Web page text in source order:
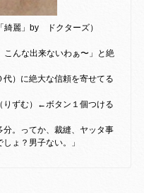
麗」by ドクターズ）
んな出来ないわぁ〜」と絶
）に絶大な信頼を寄せてる
りずむ）←ボタン１個つける
分。ってか、裁縫、ヤッタ事
ょ？男子ない。」